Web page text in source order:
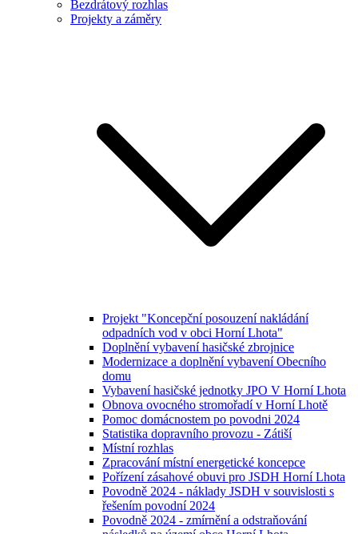
Bezdrátový rozhlas
Projekty a záměry
Projekt "Koncepční posouzení nakládání
odpadních vod v obci Horní Lhota"
Doplnění vybavení hasičské zbrojnice
Modernizace a doplnění vybavení Obecního
domu
Vybavení hasičské jednotky JPO V Horní Lhota
Obnova ovocného stromořadí v Horní Lhotě
Pomoc domácnostem po povodni 2024
Statistika dopravního provozu - Zátiší
Místní rozhlas
Zpracování místní energetické koncepce
Pořízení zásahové obuvi pro JSDH Horní Lhota
Povodně 2024 - náklady JSDH v souvislosti s
řešením povodní 2024
Povodně 2024 - zmírnění a odstraňování